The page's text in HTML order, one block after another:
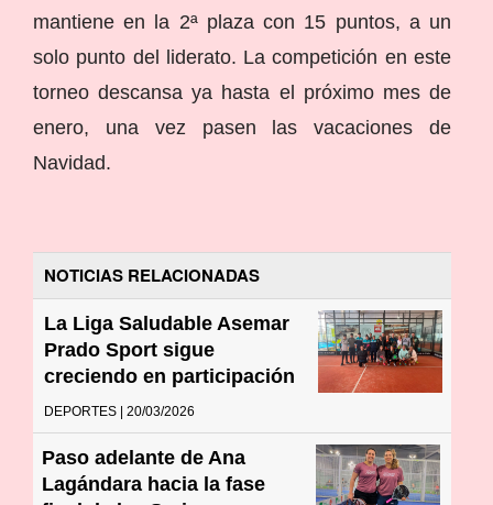
mantiene en la 2ª plaza con 15 puntos, a un
solo punto del liderato. La competición en este
torneo descansa ya hasta el próximo mes de
enero, una vez pasen las vacaciones de
Navidad.
NOTICIAS RELACIONADAS
La Liga Saludable Asemar
Prado Sport sigue
creciendo en participación
DEPORTES | 20/03/2026
Paso adelante de Ana
Lagándara hacia la fase